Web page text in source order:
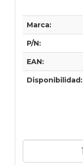
Marca:
P/N:
EAN:
Disponibilidad: